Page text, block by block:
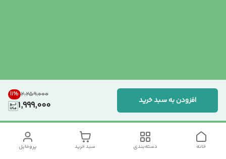
۲٬۲۵۹٬۰۰۰ 11%
1,999,000 افزودن به سبد خرید
پروفایل سبد خرید دسته‌بندی خانه